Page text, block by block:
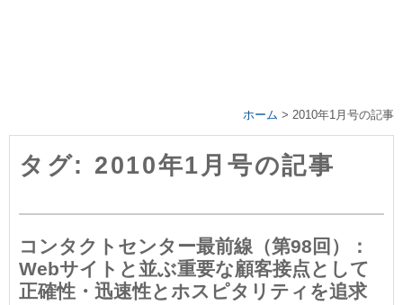
ホーム > 2010年1月号の記事
タグ: 2010年1月号の記事
コンタクトセンター最前線（第98回）：
Webサイトと並ぶ重要な顧客接点として
正確性・迅速性とホスピタリティを追求